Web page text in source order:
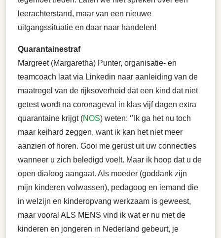
leerachterstand, maar van een nieuwe
uitgangssituatie en daar naar handelen!
Quarantainestraf
Margreet (Margaretha) Punter, organisatie- en
teamcoach laat via Linkedin naar aanleiding van de
maatregel van de rijksoverheid dat een kind dat niet
getest wordt na coronageval in klas vijf dagen extra
quarantaine krijgt (NOS) weten: ‘’Ik ga het nu toch
maar keihard zeggen, want ik kan het niet meer
aanzien of horen. Gooi me gerust uit uw connecties
wanneer u zich beledigd voelt. Maar ik hoop dat u de
open dialoog aangaat. Als moeder (goddank zijn
mijn kinderen volwassen), pedagoog en iemand die
in welzijn en kinderopvang werkzaam is geweest,
maar vooral ALS MENS vind ik wat er nu met de
kinderen en jongeren in Nederland gebeurt, je